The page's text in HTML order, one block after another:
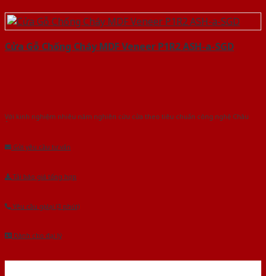
Cửa Gỗ Chống Cháy MDF Veneer P1R2 ASH-a-SGD
Với kinh nghiệm nhiêu năm nghiên cứu cửa theo tiêu chuẩn công nghệ Châu
Gửi yêu cầu tư vấn
Tải báo giá tổng hợp
Yêu cầu gọi lại (3 phút)
Dành cho đại lý